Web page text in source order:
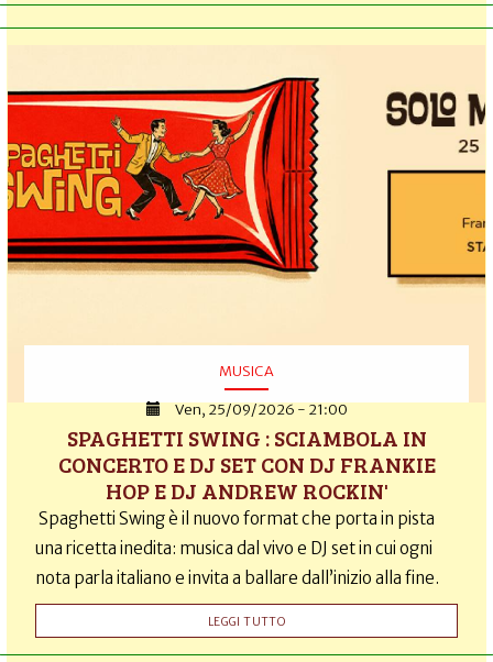
MUSICA
Ven, 25/09/2026 - 21:00
SPAGHETTI SWING : SCIAMBOLA IN
CONCERTO E DJ SET CON DJ FRANKIE
HOP E DJ ANDREW ROCKIN'
Spaghetti Swing è il nuovo format che porta in pista
una ricetta inedita: musica dal vivo e DJ set in cui ogni
nota parla italiano e invita a ballare dall’inizio alla fine.
LEGGI TUTTO